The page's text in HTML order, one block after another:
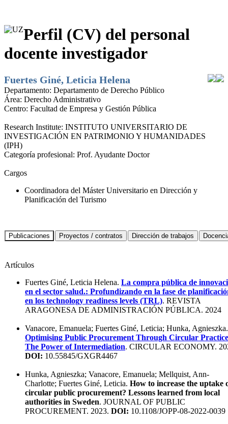
Perfil (CV) del personal
docente investigador
Fuertes Giné, Leticia Helena
Departamento: Departamento de Derecho Público
Área: Derecho Administrativo
Centro: Facultad de Empresa y Gestión Pública
Research Institute: INSTITUTO UNIVERSITARIO DE
INVESTIGACIÓN EN PATRIMONIO Y HUMANIDADES
(IPH)
Categoría profesional: Prof. Ayudante Doctor
Cargos
Coordinadora del Máster Universitario en Dirección y
Planificación del Turismo
Artículos
Fuertes Giné, Leticia Helena. La compra pública de
en el sector salud.: Profundizando en la fase de
en los technology readiness levels (TRL). REVISTA
ARAGONESA DE ADMINISTRACIÓN PÚBLICA. 2024
Vanacore, Emanuela; Fuertes Giné, Leticia; Hunka, Agnieszka.
Optimising Public Procurement Through Circular
The Power of Intermediation. CIRCULAR ECONOMY.
DOI: 10.55845/GXGR4467
Hunka, Agnieszka; Vanacore, Emanuela; Mellquist, Ann-
Charlotte; Fuertes Giné, Leticia. How to increase the uptake
circular public procurement? Lessons learned from local
authorities in Sweden. JOURNAL OF PUBLIC
PROCUREMENT. 2023. DOI: 10.1108/JOPP-08-2022-0039